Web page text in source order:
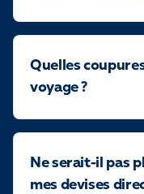
Quelles
voyage ?
Ne serait-il pas
mes devises